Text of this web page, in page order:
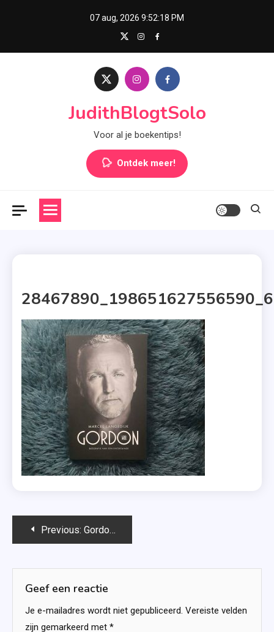
07 aug, 2026 9:52:18 PM
JudithBlogtSolo
Voor al je boekentips!
Ontdek meer!
Bericht
Previous: Gordon – Marcel Langedijk
Geef een reactie
Je e-mailadres wordt niet gepubliceerd. Vereiste velden
zijn gemarkeerd met *